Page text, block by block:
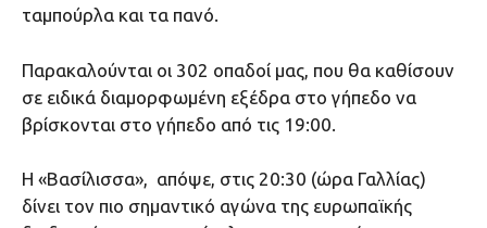
ταμπούρλα και τα πανό.
Παρακαλούνται οι 302 οπαδοί μας, που θα καθίσουν
σε ειδικά διαμορφωμένη εξέδρα στο γήπεδο να
βρίσκονται στο γήπεδο από τις 19:00.
Η «Βασίλισσα», απόψε, στις 20:30 (ώρα Γαλλίας)
δίνει τον πιο σημαντικό αγώνα της ευρωπαϊκής